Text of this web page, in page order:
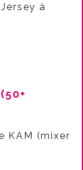
à
KAM (mixer